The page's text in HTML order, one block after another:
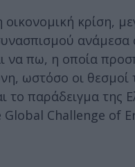
κρίση,
ανάμεσα
να πω, η οποία
ωστόσο οι
το παράδειγμα της
Challenge of